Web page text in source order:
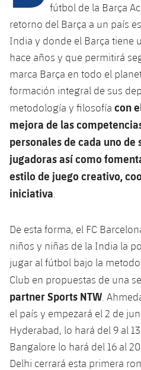
plusicon
más
Instalaciones
Spotify Camp Nou
Palau Blaugrana
Estadi Johan Cruyff
Barça Cafe
Ciutat Esportiva
La Masia
Servicios
Servicios Médicos
Accesibilidad
plusicon
más
Acreditaciones
Instalaciones
SUB13
SUB11 A
SUB11 B
SUB10 A
SUB10 B
SUB9 A
SUB9 B
SUB8 A
SUB13 B
SUB12 C
SUB11 C
Entradas
Gameday Shows
Resultados
Clasificación
Jugadores
Fotos
Base
Barça Atlètic
Junior
Cadete A
Cadete B
Infantil A
Infantil B
Campus Verano
PLUSICON
MÁS
Primer Equipo
plusicon
más
Actualidad
Calendario
Entradas
Jugadores
Fotos
Historia
Palmarés
plusicon
más
Actualidad
Calendario
Resultados
Jugadores
Fotos
plusicon
más
Actualidad
Juvenil
Cadete A
Infantil A
Infantil B
PLUSICON
MÁS
Primer equipo
Actualidad
Calendario
Entradas
Resultados
Clasificaciones
Barça Atlètic
plusicon
más
Actualidad
Calendario
Resultados
Jugadores
Base
plusicon
más
Actualidad
Juvenil
Campus Verano
PLUSICON
MÁS
Primer equipo
plusicon
más
fútbol de la Barça
retorno del Barça a un país
India y donde el Barça tiene
hace años y que permitirá
marca Barça en todo el
formación integral de sus
metodología y filosofía con
mejora de las
personales de cada uno de
jugadoras así como
estilo de juego creativo,
iniciativa
De esta forma, el FC
niños y niñas de la India la
jugar al fútbol bajo la
Club en propuestas de una
partner Sports NTW .
el país y empezará el 2 de
Hyderabad, lo hará del 9 al
Bangalore lo hará del 16 al
Delhi cerrará esta primera